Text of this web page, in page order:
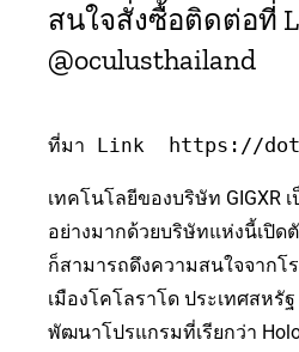
สนใจสั่งซื้อติดต่อที่
@oculusthailand
ที่มา Link https://
เทคโนโลยีของบริษัท GIGXR
อย่างมากด้วยบริษัทแห่งนี้เปิด
ก็สามารถดึงความสนใจจากโ
เมืองโคโลราโด ประเทศสหรั
พัฒนาโปรแกรมที่เรียกว่า